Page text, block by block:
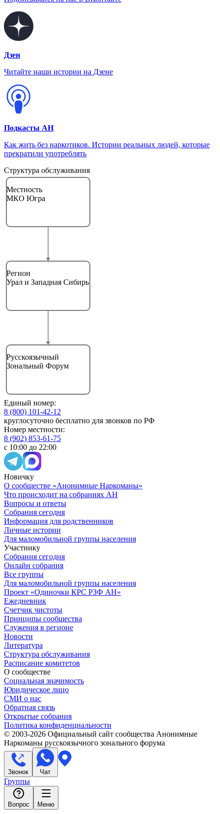
Дзен
Читайте наши истории на Дзене
Подкасты АН
Как жить без наркотиков. Истории реальных людей, которые
прекратили употреблять
Структура обслуживания
Местность
МКО Югра
Регион
Урал и Западная Сибирь
Русскоязычный
Зональный Форум
Единый номер:
8 (800) 101-42-12
круглосуточно бесплатно для звонков по РФ
Номер местности:
8 (902) 853-61-75
с 10:00 до 22:00
Новичку
О сообществе «Анонимные Наркоманы»
Что происходит на собраниях АН
Вопросы и ответы
Собрания сегодня
Информация для родственников
Личные истории
Для маломобильной группы населения
Участнику
Собрания сегодня
Онлайн собрания
Все группы
Для маломобильной группы населения
Проект «Одиночки КРС РЗФ АН»
Ежедневник
Счетчик чистоты
Принципы сообщества
Служения в регионе
Новости
Литература
Структура обслуживания
Расписание комитетов
О сообществе
Социальная значимость
Юридическое лицо
СМИ о нас
Обратная связь
Открытые собрания
Политика конфиденциальности
© 2003-2026 Официальный сайт сообщества Анонимные
Наркоманы русскоязычного зонального форума
Звонок Чат
Группы
Вопрос Меню